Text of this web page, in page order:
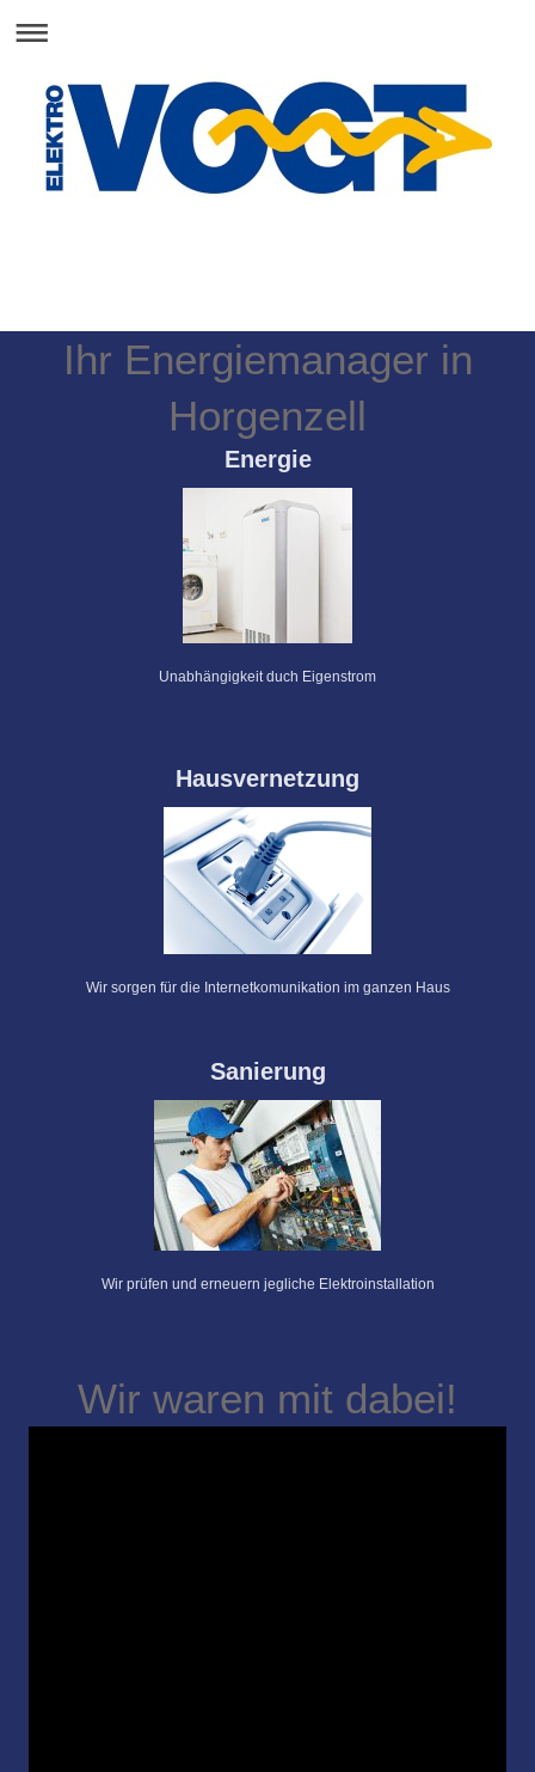
Ihr Energiemanager in
Horgenzell
Energie
Unabhängigkeit duch Eigenstrom
Hausvernetzung
Wir sorgen für die Internetkomunikation im ganzen Haus
Sanierung
Wir prüfen und erneuern jegliche Elektroinstallation
Wir waren mit dabei!